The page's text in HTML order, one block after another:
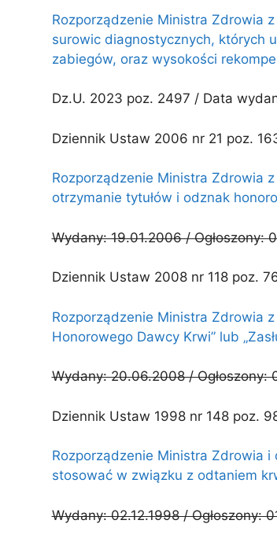
Rozporządzenie Ministra Zdrowia
surowic diagnostycznych, których
zabiegów, oraz wysokości
Dz.U. 2023 poz. 2497 / Data
Dziennik Ustaw 2006 nr 21 poz.
Rozporządzenie Ministra Zdrowia
otrzymanie tytułów i odznak
Wydany: 19.01.2006 /
Dziennik Ustaw 2008 nr 118 poz.
Rozporządzenie Ministra Zdrowia
Honorowego Dawcy Krwi” lub
Wydany: 20.06.2008 / Ogłoszony:
Dziennik Ustaw 1998 nr 148 poz.
Rozporządzenie Ministra Zdrowia i
stosować w związku z odtaniem
Wydany: 02.12.1998 / Ogłoszony: